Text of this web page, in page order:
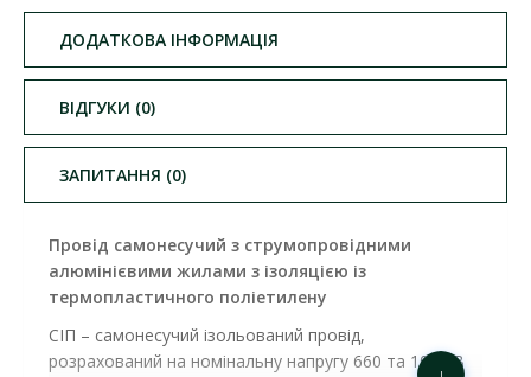
ДОДАТКОВА ІНФОРМАЦІЯ
ВІДГУКИ (0)
ЗАПИТАННЯ (0)
Провід самонесучий з струмопровідними
алюмінієвими жилами з ізоляцією із
термопластичного поліетилену
СІП – самонесучий ізольований провід,
розрахований на номінальну напругу 660 та 1000 В